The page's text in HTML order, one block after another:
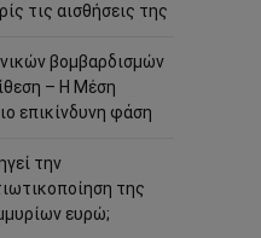
τις αισθήσεις της
βομβαρδισμών
– Η Μέση
επικίνδυνη φάση
την
της
ευρώ;